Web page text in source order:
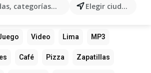
categorías, productos... Elegir ciudad
Video Lima MP3
Café Pizza Zapatillas